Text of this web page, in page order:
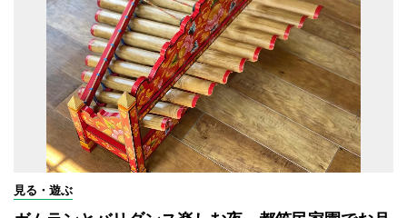
見る・遊ぶ